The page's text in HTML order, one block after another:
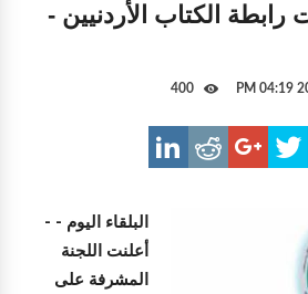
رابطة الكتاب الأردنيين -
البلقاء اليوم - -
أعلنت اللجنة
المشرفة على